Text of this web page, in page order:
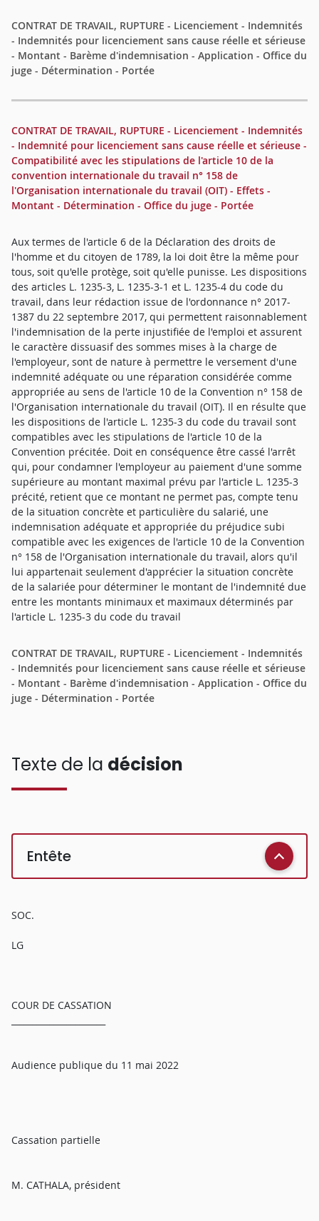
CONTRAT DE TRAVAIL, RUPTURE - Licenciement - Indemnités
- Indemnités pour licenciement sans cause réelle et sérieuse
- Montant - Barème d'indemnisation - Application - Office du
juge - Détermination - Portée
CONTRAT DE TRAVAIL, RUPTURE - Licenciement - Indemnités
- Indemnité pour licenciement sans cause réelle et sérieuse -
Compatibilité avec les stipulations de l'article 10 de la
convention internationale du travail n° 158 de
l'Organisation internationale du travail (OIT) - Effets -
Montant - Détermination - Office du juge - Portée
Aux termes de l'article 6 de la Déclaration des droits de
l'homme et du citoyen de 1789, la loi doit être la même pour
tous, soit qu'elle protège, soit qu'elle punisse. Les dispositions
des articles L. 1235-3, L. 1235-3-1 et L. 1235-4 du code du
travail, dans leur rédaction issue de l'ordonnance n° 2017-
1387 du 22 septembre 2017, qui permettent raisonnablement
l'indemnisation de la perte injustifiée de l'emploi et assurent
le caractère dissuasif des sommes mises à la charge de
l'employeur, sont de nature à permettre le versement d'une
indemnité adéquate ou une réparation considérée comme
appropriée au sens de l'article 10 de la Convention n° 158 de
l'Organisation internationale du travail (OIT). Il en résulte que
les dispositions de l'article L. 1235-3 du code du travail sont
compatibles avec les stipulations de l'article 10 de la
Convention précitée. Doit en conséquence être cassé l'arrêt
qui, pour condamner l'employeur au paiement d'une somme
supérieure au montant maximal prévu par l'article L. 1235-3
précité, retient que ce montant ne permet pas, compte tenu
de la situation concrète et particulière du salarié, une
indemnisation adéquate et appropriée du préjudice subi
compatible avec les exigences de l'article 10 de la Convention
n° 158 de l'Organisation internationale du travail, alors qu'il
lui appartenait seulement d'apprécier la situation concrète
de la salariée pour déterminer le montant de l'indemnité due
entre les montants minimaux et maximaux déterminés par
l'article L. 1235-3 du code du travail
CONTRAT DE TRAVAIL, RUPTURE - Licenciement - Indemnités
- Indemnités pour licenciement sans cause réelle et sérieuse
- Montant - Barème d'indemnisation - Application - Office du
juge - Détermination - Portée
Texte de la décision
Entête
SOC.
LG
COUR DE CASSATION
Audience publique du 11 mai 2022
Cassation partielle
M. CATHALA, président